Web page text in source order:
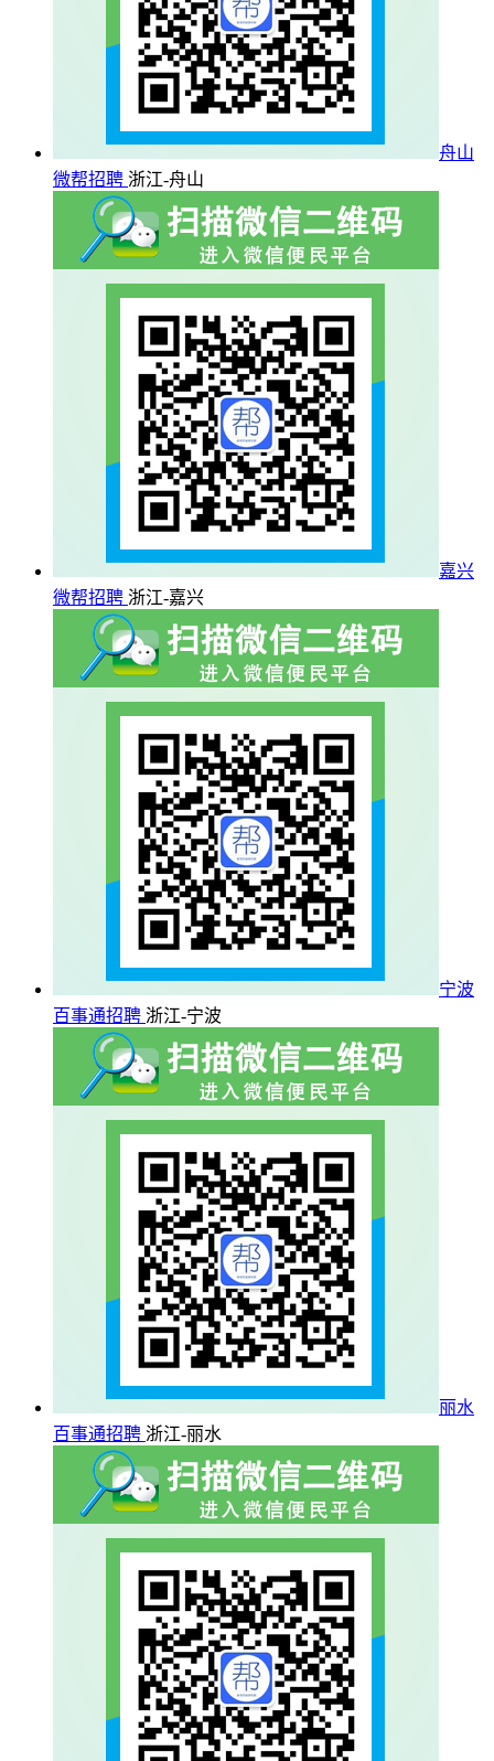
舟山
微帮招聘 浙江-舟山
嘉兴
微帮招聘 浙江-嘉兴
宁波
百事通招聘 浙江-宁波
丽水
百事通招聘 浙江-丽水